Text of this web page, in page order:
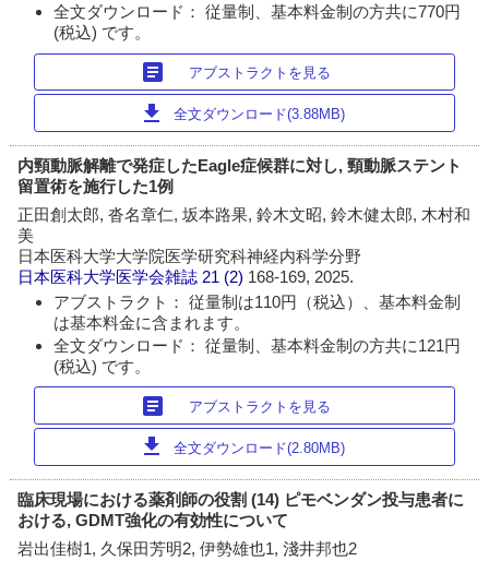
全文ダウンロード： 従量制、基本料金制の方共に770円
(税込) です。
article アブストラクトを見る
download 全文ダウンロード(3.88MB)
内頸動脈解離で発症したEagle症候群に対し, 頸動脈ステント
留置術を施行した1例
正田創太郎, 沓名章仁, 坂本路果, 鈴木文昭, 鈴木健太郎, 木村和
美
日本医科大学大学院医学研究科神経内科学分野
日本医科大学医学会雑誌 21 (2) 168-169, 2025.
アブストラクト： 従量制は110円（税込）、基本料金制
は基本料金に含まれます。
全文ダウンロード： 従量制、基本料金制の方共に121円
(税込) です。
article アブストラクトを見る
download 全文ダウンロード(2.80MB)
臨床現場における薬剤師の役割 (14) ピモベンダン投与患者に
おける, GDMT強化の有効性について
岩出佳樹1, 久保田芳明2, 伊勢雄也1, 淺井邦也2